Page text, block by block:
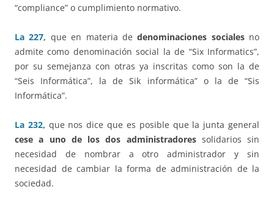
“compliance” o cumplimiento normativo.
La 227, que en materia dedenominaciones socialesno
admite como denominación social la de “Six Informatics”,
por su semejanza con otras ya inscritas como son la de
“Seis Informática”, la de Sik informática” o la de “Sis
Informática”.
La 232, que nos dice que es posible que la junta general
cese a uno de los dos administradoressolidarios sin
necesidad de nombrar a otro administrador y sin
necesidad de cambiar la forma de administración de la
sociedad.